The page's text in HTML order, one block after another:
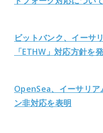
ビットバンク、イーサ
「ETHW」対応方針を
OpenSea、イーサリア
ン非対応を表明